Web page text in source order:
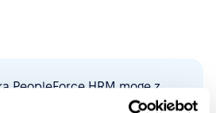
PeopleForce HRM mogę z
powiedzieć, że to jedno z